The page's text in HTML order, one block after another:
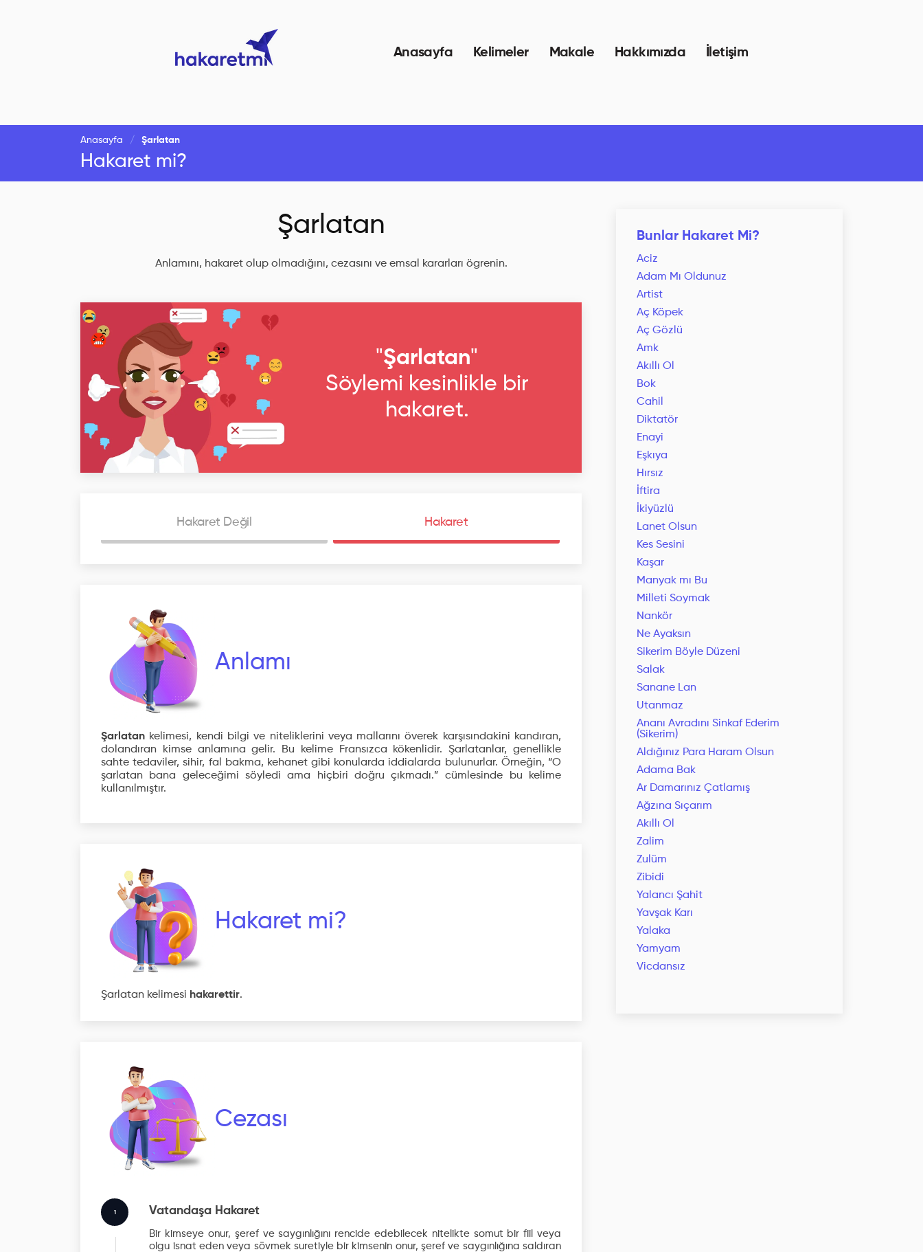
Anasayfa Kelimeler Makale Hakkımızda İletişim
Anasayfa Şarlatan
Hakaret mi?
Şarlatan
Anlamını, hakaret olup olmadığını, cezasını ve emsal kararları ögrenin.
"Şarlatan"
Söylemi kesinlikle bir
hakaret.
Hakaret Değil Hakaret
Anlamı
Şarlatan kelimesi, kendi bilgi ve niteliklerini veya mallarını överek karşısındakini kandıran,
dolandıran kimse anlamına gelir. Bu kelime Fransızca kökenlidir. Şarlatanlar, genellikle
sahte tedaviler, sihir, fal bakma, kehanet gibi konularda iddialarda bulunurlar. Örneğin, “O
şarlatan bana geleceğimi söyledi ama hiçbiri doğru çıkmadı.” cümlesinde bu kelime
kullanılmıştır.
Hakaret mi?
Şarlatan kelimesi hakarettir.
Cezası
1 Vatandaşa Hakaret
Bir kimseye onur, şeref ve saygınlığını rencide edebilecek nitelikte somut bir fiil veya
olgu isnat eden veya sövmek suretiyle bir kimsenin onur, şeref ve saygınlığına saldıran
Bunlar Hakaret Mi?
Aciz
Adam Mı Oldunuz
Artist
Aç Köpek
Aç Gözlü
Amk
Akıllı Ol
Bok
Cahil
Diktatör
Enayi
Eşkıya
Hırsız
İftira
İkiyüzlü
Lanet Olsun
Kes Sesini
Kaşar
Manyak mı Bu
Milleti Soymak
Nankör
Ne Ayaksın
Sikerim Böyle Düzeni
Salak
Sanane Lan
Utanmaz
Ananı Avradını Sinkaf Ederim
(Sikerim)
Aldığınız Para Haram Olsun
Adama Bak
Ar Damarınız Çatlamış
Ağzına Sıçarım
Akıllı Ol
Zalim
Zulüm
Zibidi
Yalancı Şahit
Yavşak Karı
Yalaka
Yamyam
Vicdansız